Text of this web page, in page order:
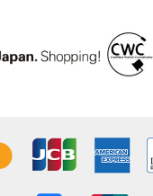
容に回答できな
ご本人からの求
たは削除、利